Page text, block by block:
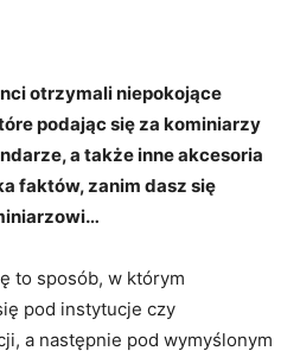
otrzymali niepokojące
podając się za kominiarzy
a także inne akcesoria
faktów, zanim dasz się
to sposób, w którym
pod instytucje czy
a następnie pod wymyślonym